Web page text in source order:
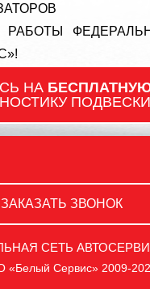
РАБОТЫ
НА
ПОДВЕСКИ
ЗАКАЗАТЬ ЗВОНОК
СЕТЬ
Сервис» 2009-